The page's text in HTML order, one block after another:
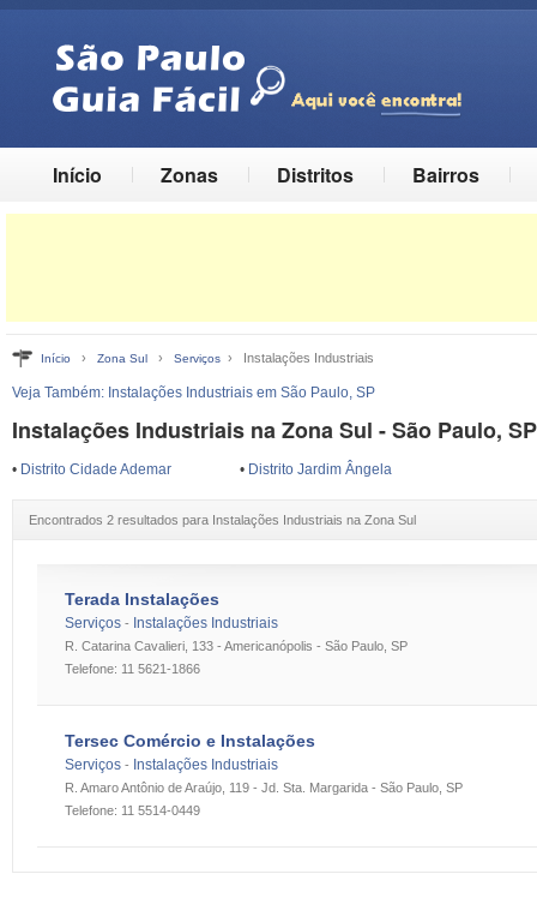
Início Zonas Distritos Bairros
Início › Zona Sul › Serviços › Instalações Industriais
Veja Também: Instalações Industriais em São Paulo, SP
Instalações Industriais na Zona Sul - São Paulo, SP
• Distrito Cidade Ademar • Distrito Jardim Ângela
Encontrados 2 resultados para Instalações Industriais na Zona Sul
Terada Instalações
Serviços - Instalações Industriais
R. Catarina Cavalieri, 133 - Americanópolis - São Paulo, SP
Telefone: 11 5621-1866
Tersec Comércio e Instalações
Serviços - Instalações Industriais
R. Amaro Antônio de Araújo, 119 - Jd. Sta. Margarida - São Paulo, SP
Telefone: 11 5514-0449